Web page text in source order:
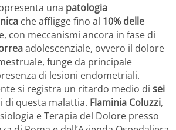
una patologia
che affligge fino al 10% delle
con meccanismi ancora in fase di
adolescenziale, ovvero il dolore
funge da principale
di lesioni endometriali.
si registra un ritardo medio di sei
di questa malattia. Flaminia Coluzzi,
e Terapia del Dolore presso